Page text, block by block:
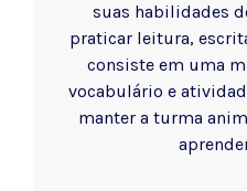
suas habilidades
praticar leitura,
consiste em uma
vocabulário e
manter a turma